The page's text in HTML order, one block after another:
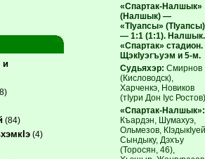
и
(84)
(4)
«Спартак-Налшык»
(Налшык) —
«ТIуапсы» (ТIуапсы)
— 1:1 (1:1). Налшык.
«Спартак» стадион.
ЩэкIуэгъуэм и 5-м.
Судьяхэр: Смирнов
(Кисловодск),
Харченкэ, Новиков
(тIури Дон Iус
«Спартак-Налшык»:
Къардэн, Шумахуэ,
Ольмезов,
Сындыку, Дэхъу
(Торосян, 46),